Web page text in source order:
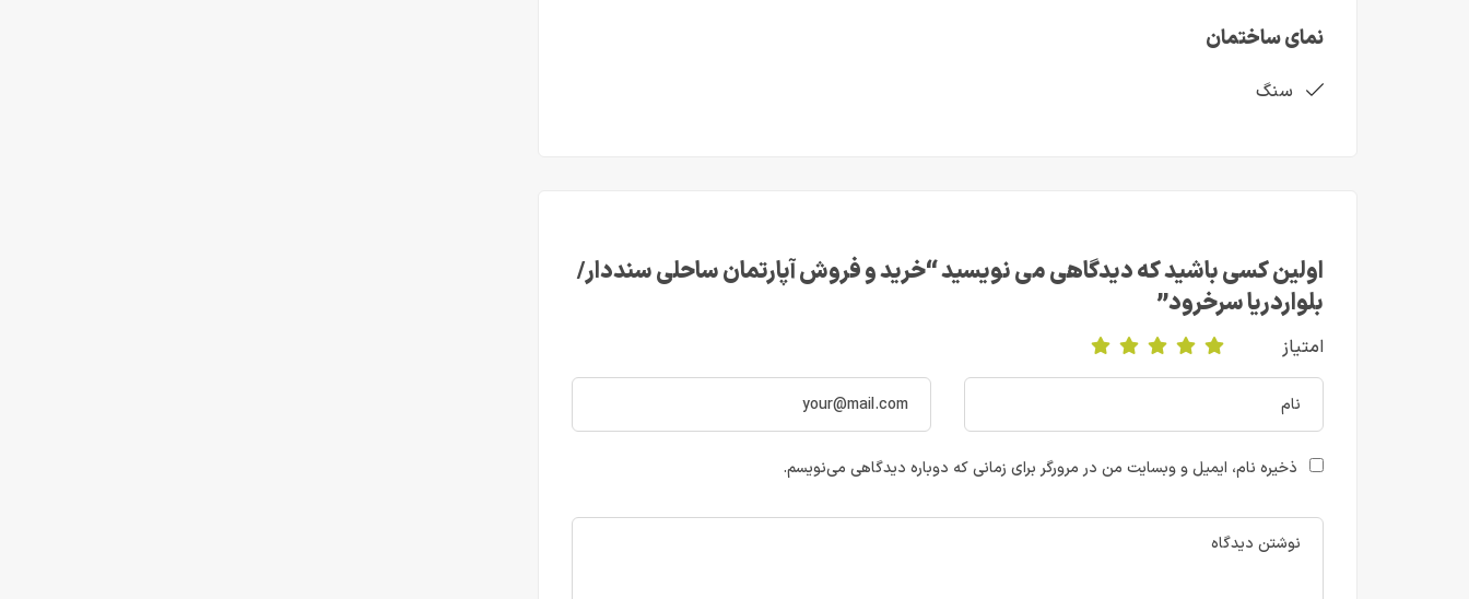
نمای ساختمان
سنگ
اولین کسی باشید که دیدگاهی می نویسید “خرید و فروش آپارتمان ساحلی سنددار/
بلواردریا سرخرود”
امتیاز
ذخیره نام، ایمیل و وبسایت من در مرورگر برای زمانی که دوباره دیدگاهی می‌نویسم.